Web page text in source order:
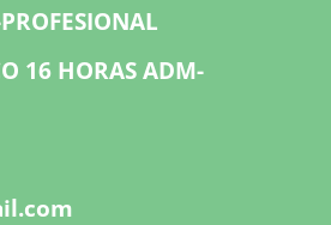
16 HORAS ADM-